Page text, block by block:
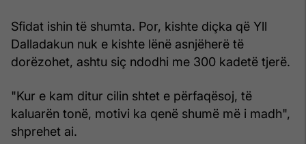
Sfidat ishin të shumta. Por, kishte diçka që Yll
Dalladakun nuk e kishte lënë asnjëherë të
dorëzohet, ashtu siç ndodhi me 300 kadetë tjerë.
"Kur e kam ditur cilin shtet e përfaqësoj, të
kaluarën tonë, motivi ka qenë shumë më i madh",
shprehet ai.